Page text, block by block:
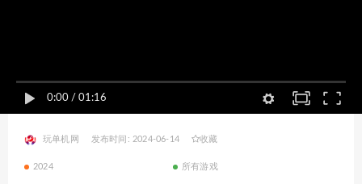
0:00 / 01:16
玩单机网 发布时间: 2024-06-14 收藏
2024 所有游戏